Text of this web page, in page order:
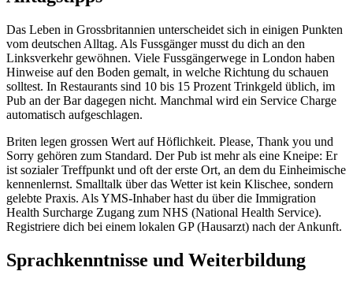
Das Leben in Grossbritannien unterscheidet sich in einigen Punkten
vom deutschen Alltag. Als Fussgänger musst du dich an den
Linksverkehr gewöhnen. Viele Fussgängerwege in London haben
Hinweise auf den Boden gemalt, in welche Richtung du schauen
solltest. In Restaurants sind 10 bis 15 Prozent Trinkgeld üblich, im
Pub an der Bar dagegen nicht. Manchmal wird ein Service Charge
automatisch aufgeschlagen.
Briten legen grossen Wert auf Höflichkeit. Please, Thank you und
Sorry gehören zum Standard. Der Pub ist mehr als eine Kneipe: Er
ist sozialer Treffpunkt und oft der erste Ort, an dem du Einheimische
kennenlernst. Smalltalk über das Wetter ist kein Klischee, sondern
gelebte Praxis. Als YMS-Inhaber hast du über die Immigration
Health Surcharge Zugang zum NHS (National Health Service).
Registriere dich bei einem lokalen GP (Hausarzt) nach der Ankunft.
Sprachkenntnisse und Weiterbildung